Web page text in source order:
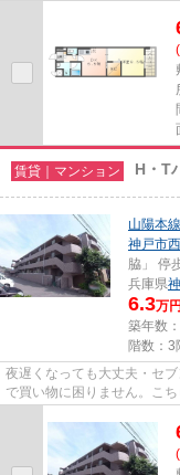
賃貸｜マンション H・T
山陽本線
神戸市
脇」 停
兵庫県
6.3万円
築年数
階数：3
夜遅くなっても大丈夫・セ
で買い物に困りません。こ